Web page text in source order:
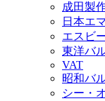
成田製
日本エ
エスビ
東洋バ
VAT
昭和バ
シー・